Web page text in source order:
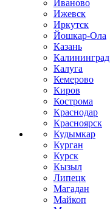
Иваново
Ижевск
Иркутск
Йошкар-Ола
Казань
Калининград
Калуга
Кемерово
Киров
Кострома
Краснодар
Красноярск
Кудымкар
Курган
Курск
Кызыл
Липецк
Магадан
Майкоп